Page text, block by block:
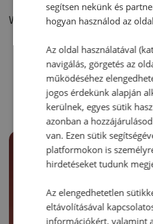
Vélemény írásához, kérjük,jelentkezz
segítsen nekünk és
hogyan használod az
Az oldal használatával
navigálás, görgetés az
működéséhez
jogos érdekünk alapján
kerülnek, egyes sütik
azonban a
van. Ezen sütik
platformokon is
hirdetéseket tudunk
Az elengedhetetlen
eltávolításával
információkért, valamint